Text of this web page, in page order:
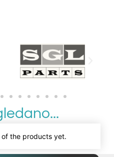
the products yet.